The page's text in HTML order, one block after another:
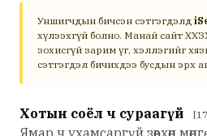
Уншигчдын бичсэн сэтгэгдэлд
хүлээхгүй болно. Манай сайт
зохисгүй зарим үг, хэллэгийг
сэтгэгдэл бичихдээ бусдын эрх
Хотын соёл ч сураагүй
Ямар ч ухамсаргүй зөвхөн